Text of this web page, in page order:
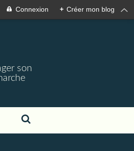
Connexion + Créer mon blog
son